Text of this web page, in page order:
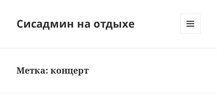
Сисадмин на отдыхе
Метка:концерт